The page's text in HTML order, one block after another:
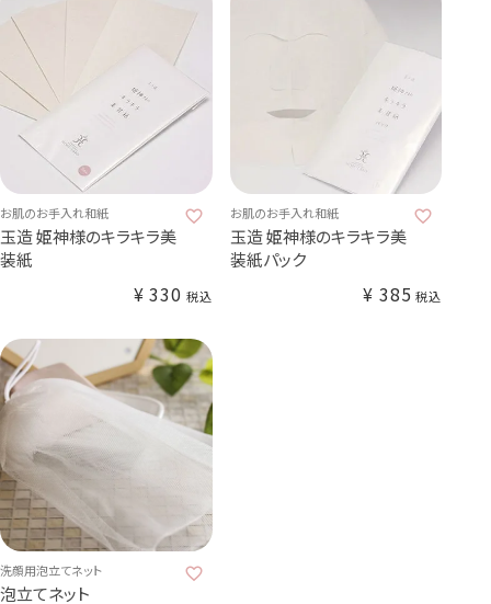
お肌のお手入れ和紙
玉造 姫神様のキラキラ美
装紙
¥ 330 税込
お肌のお手入れ和紙
玉造 姫神様のキラキラ美
装紙パック
¥ 385 税込
洗顔用泡立てネット
泡立てネット